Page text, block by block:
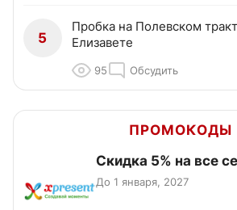
5
Пробка на Полевском
Елизавете
95 Обсудить
ПРОМОКОДЫ
Скидка 5% на все
До 1 января, 2027